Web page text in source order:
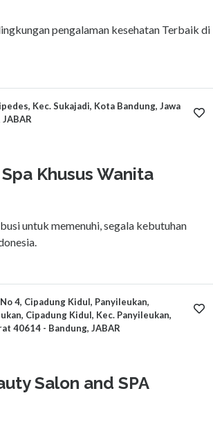
pengalaman kesehatan Terbaik di
Kec. Sukajadi, Kota Bandung, Jawa
Khusus Wanita
untuk memenuhi, segala kebutuhan
4, Cipadung Kidul, Panyileukan,
Cipadung Kidul, Kec. Panyileukan,
40614 - Bandung, JABAR
Salon and SPA